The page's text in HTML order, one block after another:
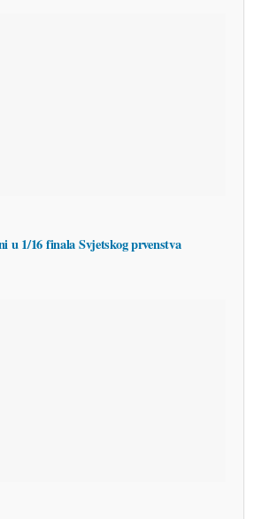
u 1/16 finala Svjetskog prvenstva